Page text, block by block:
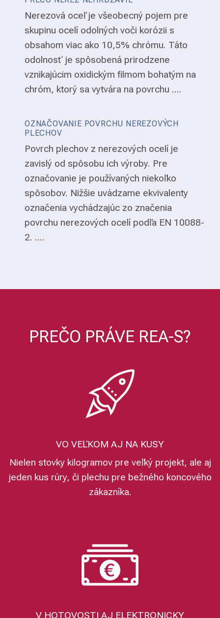
Nerezová oceľ je všeobecný pojem pre
skupinu ocelí odolných voči korózii s
obsahom viac ako 10,5% chrómu. Táto
odolnosť je spôsobená prirodzene
vznikajúcim oxidickým filmom bohatým na
chróm, ktorý sa vytvára na povrchu ....
OZNAČOVANIE POVRCHU NEREZOVÝCH
PLECHOV
Povrch plechov z nerezových ocelí je
zavislý od spôsobu ich výroby. Pre
označovanie je používaných niekoľko
spôsobov. Nižšie uvádzame ekvivalenty
označenia vychádzajúc zo značenia
povrchu nerezových ocelí podľa EN 10088-
2. ....
PREČO PRÁVE REA-S?
VO VEĽKOM AJ NA KUSY
Nielen stovky kilogramov pre veľký projekt, ale aj
jeden kus rúry, či plechu pre bežného koncového
zákazníka.
V HOTOVOSTI AJ ELEKTRONICKY